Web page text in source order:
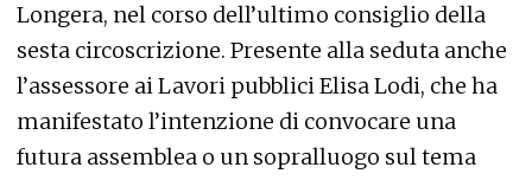
Longera, nel corso dell’ultimo consiglio della
sesta circoscrizione. Presente alla seduta anche
l’assessore ai Lavori pubblici Elisa Lodi, che ha
manifestato l’intenzione di convocare una
futura assemblea o un sopralluogo sul tema